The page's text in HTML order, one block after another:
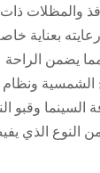
والمظلات
بعناية
يضمن
الشمسية
وقبو
النوع الذي